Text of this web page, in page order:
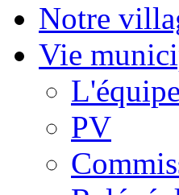
Notre
Vie
PV